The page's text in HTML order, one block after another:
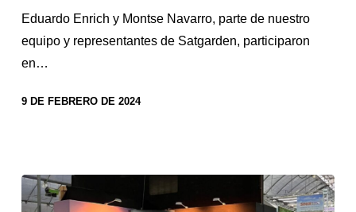
Eduardo Enrich y Montse Navarro, parte de nuestro
equipo y representantes de Satgarden, participaron
en…
9 DE FEBRERO DE 2024